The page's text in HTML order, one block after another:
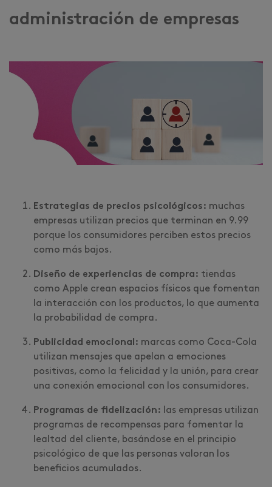
administración de empresas
Estrategias de precios psicológicos: muchas
empresas utilizan precios que terminan en 9.99
porque los consumidores perciben estos precios
como más bajos.
Diseño de experiencias de compra: tiendas
como Apple crean espacios físicos que fomentan
la interacción con los productos, lo que aumenta
la probabilidad de compra.
Publicidad emocional: marcas como Coca-Cola
utilizan mensajes que apelan a emociones
positivas, como la felicidad y la unión, para crear
una conexión emocional con los consumidores.
Programas de fidelización: las empresas utilizan
programas de recompensas para fomentar la
lealtad del cliente, basándose en el principio
psicológico de que las personas valoran los
beneficios acumulados.